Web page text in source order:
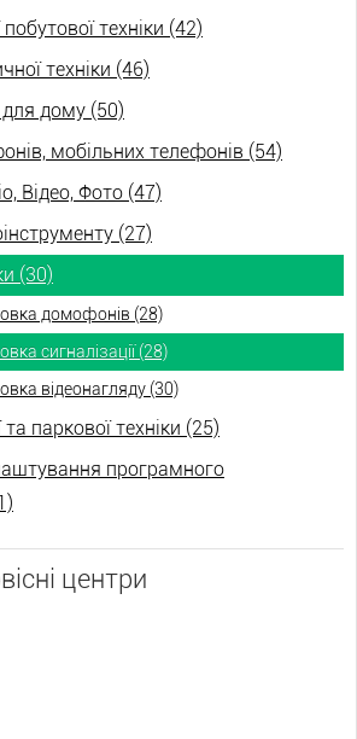
техніки (42)
техніки (46)
для дому (50)
мобільних телефонів (54)
Відео, Фото (47)
(27)
(30)
домофонів (28)
сигналізації (28)
відеонагляду (30)
паркової техніки (25)
програмного
центри